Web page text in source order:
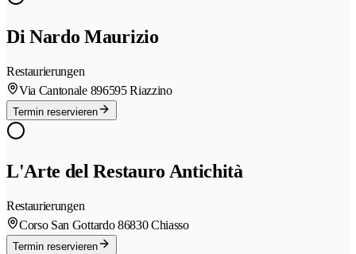
Di Nardo Maurizio
Restaurierungen
Via Cantonale 896595 Riazzino
Termin reservieren
L'Arte del Restauro Antichità
Restaurierungen
Corso San Gottardo 86830 Chiasso
Termin reservieren